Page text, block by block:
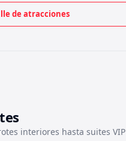
de atracciones
interiores hasta suites VIP